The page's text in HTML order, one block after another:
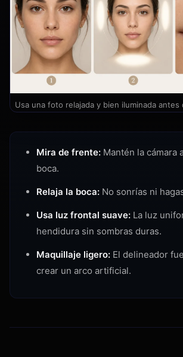
Usa una foto relajada y bien iluminada antes
Mira de frente: Mantén la cámara
boca.
Relaja la boca: No sonrías ni
Usa luz frontal suave: La luz
hendidura sin sombras duras.
Maquillaje ligero: El delineador
crear un arco artificial.